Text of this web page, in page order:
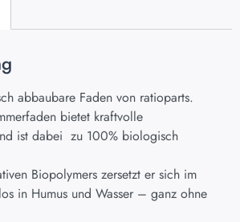
abbaubare Faden von ratioparts.
bietet kraftvolle
ist dabei zu 100% biologisch
Biopolymers zersetzt er sich im
in Humus und Wasser – ganz ohne